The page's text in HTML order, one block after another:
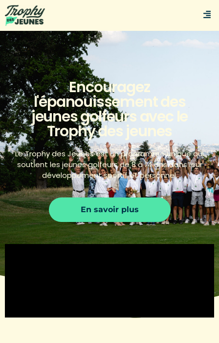
Encouragez
l'épanouissement des
jeunes golfeurs avec le
Trophy des jeunes
Le Trophy des Jeunes est un programme unique qui
soutient les jeunes golfeurs de 8 à 14 ans dans leur
développement sportif et personnel.
En savoir plus